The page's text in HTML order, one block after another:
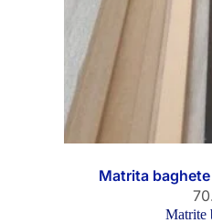
Matrita
Matrite